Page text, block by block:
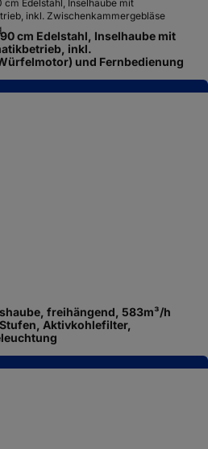
cm Edelstahl, Inselhaube mit
inkl.
und Fernbedienung
freihängend, 583m³/h
Aktivkohlefilter,